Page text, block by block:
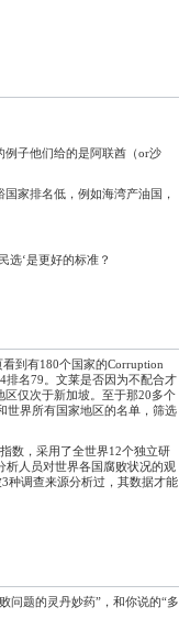
例子他们给的是阿联酋（or沙
家排名低，例如海湾产油国，
选‘是更好的标准？
到有180个国家的Corruption
排名79。文莱是否因为不配合才
仅次于新加坡。至于那20多个
世界所有国家地区的名单，筛选
数，采用了全世界12个独立研
析人员对世界各国腐败状况的观
调查来源分析过，其数据才能
问题的灵丹妙药”，和你说的“多